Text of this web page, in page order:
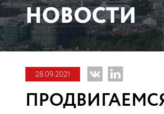
НОВОСТИ
28.09.2021
ПРОДВИГАЕМСЯ